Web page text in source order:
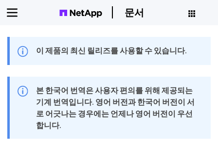
문서
이 제품의 최신 릴리즈를 사용할 수 있습니다.
본 한국어 번역은 사용자 편의를 위해 제공되는
기계 번역입니다. 영어 버전과 한국어 버전이 서
로 어긋나는 경우에는 언제나 영어 버전이 우선
합니다.